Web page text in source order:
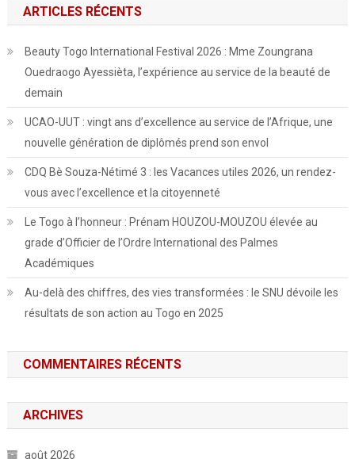
ARTICLES RÉCENTS
Beauty Togo International Festival 2026 : Mme Zoungrana
Ouedraogo Ayessièta, l’expérience au service de la beauté de
demain
UCAO-UUT : vingt ans d’excellence au service de l’Afrique, une
nouvelle génération de diplômés prend son envol
CDQ Bè Souza-Nétimé 3 : les Vacances utiles 2026, un rendez-
vous avec l’excellence et la citoyenneté
Le Togo à l’honneur : Prénam HOUZOU-MOUZOU élevée au
grade d’Officier de l’Ordre International des Palmes
Académiques
Au-delà des chiffres, des vies transformées : le SNU dévoile les
résultats de son action au Togo en 2025
COMMENTAIRES RÉCENTS
ARCHIVES
août 2026